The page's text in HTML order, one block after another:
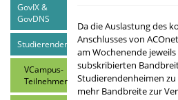
GovIX &
GovDNS
Studierendenheime
VCampus-
Teilnehmer
Da die Auslastung des
Anschlusses von
am Wochenende
subskribierten
Studierendenheimen
mehr Bandbreite zur